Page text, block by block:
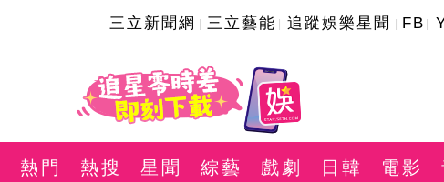
三立新聞網 三立藝能 追蹤娛樂星聞 FB
熱門 熱搜 星聞 綜藝 戲劇 日韓 電影